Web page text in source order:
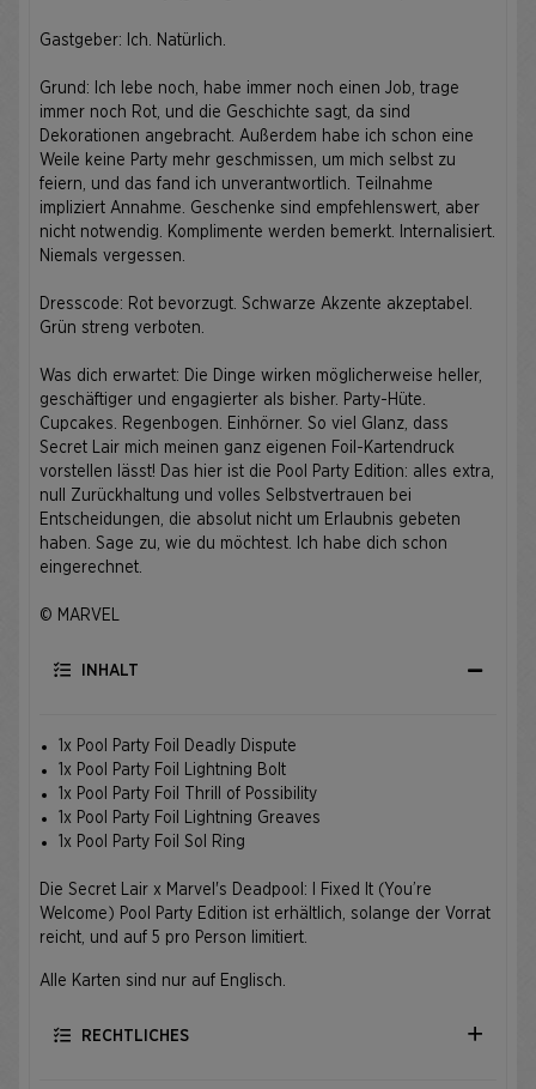
Gastgeber: Ich. Natürlich.
Grund: Ich lebe noch, habe immer noch einen Job, trage
immer noch Rot, und die Geschichte sagt, da sind
Dekorationen angebracht. Außerdem habe ich schon eine
Weile keine Party mehr geschmissen, um mich selbst zu
feiern, und das fand ich unverantwortlich. Teilnahme
impliziert Annahme. Geschenke sind empfehlenswert, aber
nicht notwendig. Komplimente werden bemerkt. Internalisiert.
Niemals vergessen.
Dresscode: Rot bevorzugt. Schwarze Akzente akzeptabel.
Grün streng verboten.
Was dich erwartet: Die Dinge wirken möglicherweise heller,
geschäftiger und engagierter als bisher. Party-Hüte.
Cupcakes. Regenbogen. Einhörner. So viel Glanz, dass
Secret Lair mich meinen ganz eigenen Foil-Kartendruck
vorstellen lässt! Das hier ist die Pool Party Edition: alles extra,
null Zurückhaltung und volles Selbstvertrauen bei
Entscheidungen, die absolut nicht um Erlaubnis gebeten
haben. Sage zu, wie du möchtest. Ich habe dich schon
eingerechnet.
© MARVEL
INHALT
1x Pool Party Foil Deadly Dispute
1x Pool Party Foil Lightning Bolt
1x Pool Party Foil Thrill of Possibility
1x Pool Party Foil Lightning Greaves
1x Pool Party Foil Sol Ring
Die Secret Lair x Marvel's Deadpool: I Fixed It (You’re
Welcome) Pool Party Edition ist erhältlich, solange der Vorrat
reicht, und auf 5 pro Person limitiert.
Alle Karten sind nur auf Englisch.
RECHTLICHES